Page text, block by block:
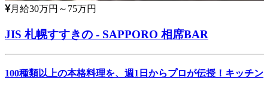
月給30万円～75万円
JIS 札幌すすきの - SAPPORO 相席BAR
100種類以上の本格料理を、週1日からプロが伝授！キッチン